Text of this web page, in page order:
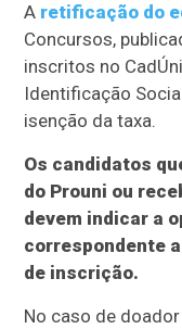
A retificação do
Concursos,
inscritos no
Identificação
isenção da taxa.
Os candidatos
do Prouni ou
devem indicar a
correspondente
de inscrição.
No caso de